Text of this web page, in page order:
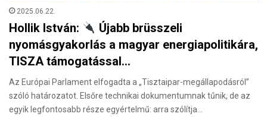
2025.06.22.
Hollik István:
Újabb brüsszeli
nyomásgyakorlás a magyar energiapolitikára,
TISZA támogatással…
Az Európai Parlament elfogadta a „Tisztaipar-megállapodásról”
szóló határozatot. Elsőre technikai dokumentumnak tűnik, de az
egyik legfontosabb része egyértelmű: arra szólítja…